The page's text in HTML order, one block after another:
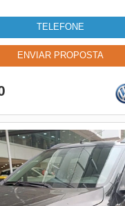
TELEFONE
ENVIAR PROPOSTA